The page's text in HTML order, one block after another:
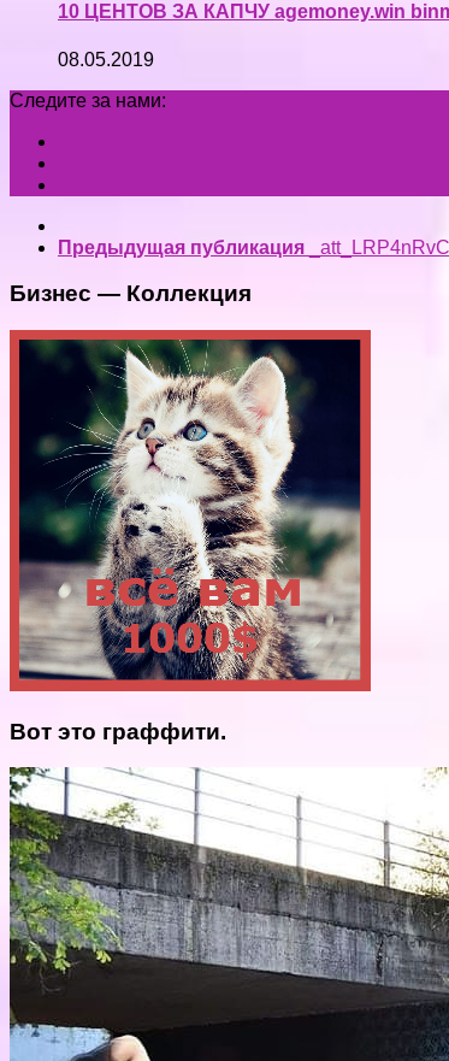
10 ЦЕНТОВ ЗА КАПЧУ agemoney.win
08.05.2019
Следите за нами:
Предыдущая публикация
Бизнес — Коллекция
Вот это граффити.